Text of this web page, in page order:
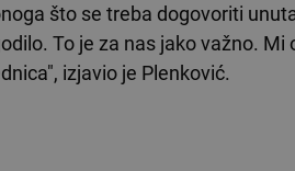
što se treba dogovoriti
To je za nas jako važno.
izjavio je Plenković.